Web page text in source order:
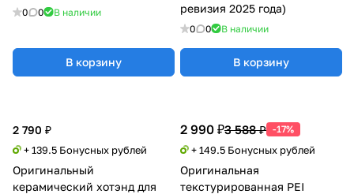
0 0 В наличии
В корзину
ревизия 2025 года)
0 0 В наличии
В корзину
2 990 ₽3 588 ₽ -17%
+ 149.5 Бонусных рублей
Оригинальная
текстурированная PEI
2 790 ₽
+ 139.5 Бонусных рублей
Оригинальный
керамический хотэнд для